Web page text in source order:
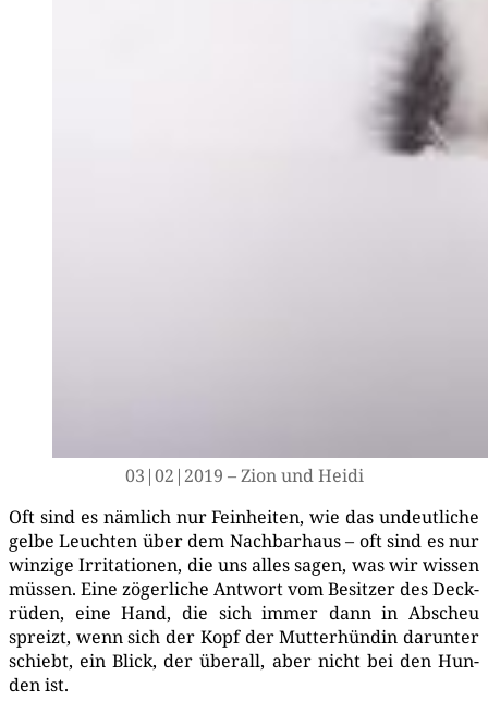
03|02|2019 – Zion und Heidi
Oft sind es näm­lich nur Fein­hei­ten, wie das undeut­li­che
gel­be Leuch­ten über dem Nach­bar­haus – oft sind es nur
win­zi­ge Irri­ta­tio­nen, die uns alles sagen, was wir wis­sen
müs­sen. Eine zöger­li­che Ant­wort vom Besit­zer des Deck­
rü­den, eine Hand, die sich immer dann in Abscheu
spreizt, wenn sich der Kopf der Mut­ter­hün­din dar­un­ter
schiebt, ein Blick, der über­all, aber nicht bei den Hun­
den ist.